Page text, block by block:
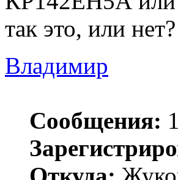
так это, или нет?
Владимир
Сообщения: